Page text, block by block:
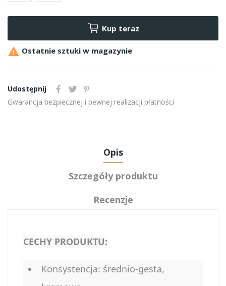
Kup teraz
 Ostatnie sztuki w magazynie
Udostępnij
Gwarancja bezpiecznej i pewnej realizacji płatności
Opis
Szczegóły produktu
Recenzje
CECHY PRODUKTU:
Konsystencja: średnio-gesta,